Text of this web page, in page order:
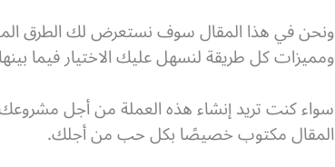
ونحن في هذا المقال سوف نستعرض لك الطرق
ومميزات كل طريقة لنسهل عليك الاختيار فيما
سواء كنت تريد إنشاء هذه العملة من أجل
المقال مكتوب خصيصًا بكل حب من أجلك.